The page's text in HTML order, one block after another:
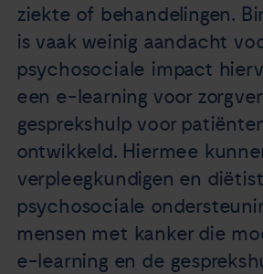
Agenda
Over ons
Zorgverleners
Contact
ziekte of behandelingen.
is vaak weinig aandacht
psychosociale impact
een e-learning voor
gesprekshulp voor
ontwikkeld. Hiermee
verpleegkundigen en
psychosociale
mensen met kanker die
e-learning en de